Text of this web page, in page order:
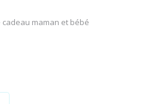
cadeau maman et bébé